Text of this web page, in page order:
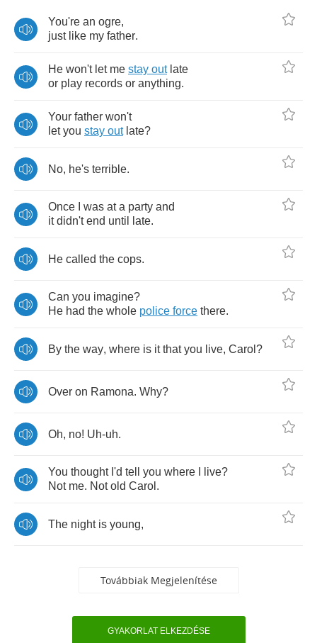
You're an ogre,
just like my father.
He won't let me stay out late
or play records or anything.
Your father won't
let you stay out late?
No, he's terrible.
Once was at a party and
it didn't end until late.
He called the cops.
Can you imagine?
He had the whole police force there.
By the way, where is it that you live, Carol ?
Over on Ramona. Why?
Oh, no! Uh-uh.
You thought I'd tell you where live?
Not me. Not old Carol .
The night is young,
Továbbiak Megjelenítése
GYAKORLAT ELKEZDÉSE